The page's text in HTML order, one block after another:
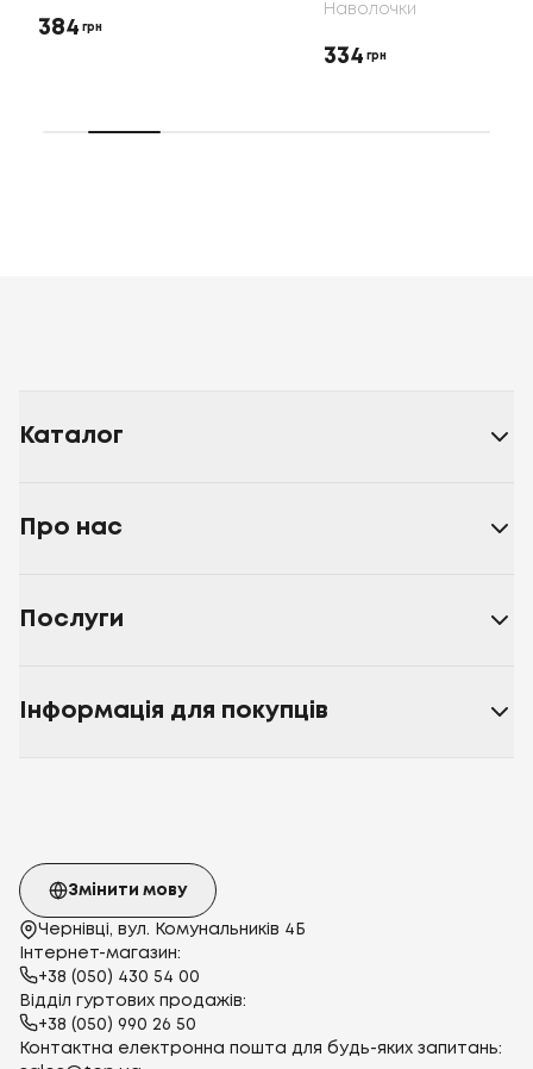
384 грн
Наволочки
334 грн
Каталог
Про нас
Послуги
Інформація для покупців
Чернівці, вул. Комунальників 4Б
Інтернет-магазин:
+38 (050) 430 54 00
Відділ гуртових продажів:
+38 (050) 990 26 50
Контактна електронна пошта для будь-яких запитань:
Змінити мову